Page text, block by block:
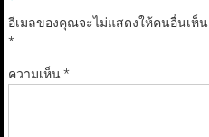
อีเมลของคุณจะไม่แสดงให้คนอื่นเห็น
*
ความเห็น*